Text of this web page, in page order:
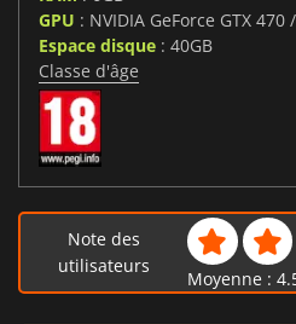
GPU : NVIDIA GeForce GTX
Espace disque : 40GB
Classe d'âge
Note des
utilisateurs
Moyenne :